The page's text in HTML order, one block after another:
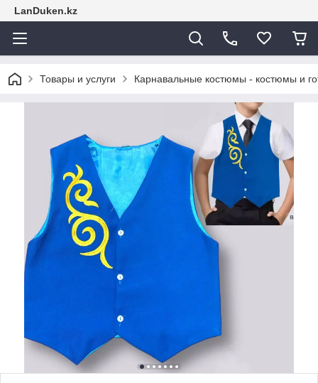
LanDuken.kz
Товары и услуги Карнавальные костюмы - костюмы и